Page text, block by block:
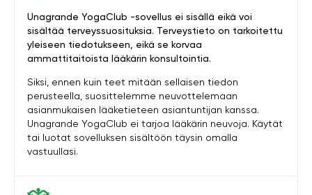
Unagrande YogaClub -sovellus ei sisällä eikä voi
sisältää terveyssuosituksia. Terveystieto on tarkoitettu
yleiseen tiedotukseen, eikä se korvaa
ammattitaitoista lääkärin konsultointia.
Siksi, ennen kuin teet mitään sellaisen tiedon
perusteella, suosittelemme neuvottelemaan
asianmukaisen lääketieteen asiantuntijan kanssa.
Unagrande YogaClub ei tarjoa lääkärin neuvoja. Käytät
tai luotat sovelluksen sisältöön täysin omalla
vastuullasi.